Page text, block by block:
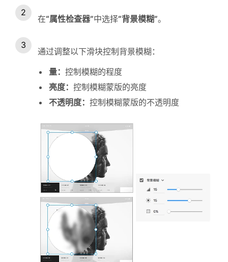
在“属性检查器”中选择“背景模糊”。
通过调整以下滑块控制背景模糊：
量： 控制模糊的程度
亮度： 控制模糊蒙版的亮度
不透明度： 控制模糊蒙版的不透明度